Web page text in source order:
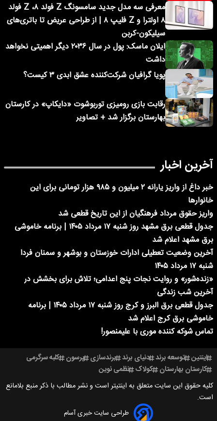
معرفی سه مدل جدید سامسونگ Z فولد ۸، Z فولد
۸ اولترا و Z فلیپ ۸ | از طراحی عریض تا باتری‌های
سیلیکون-کربن
ایلان ماسک: پول در سال ۲۰۳۶ دیگر اهمیتی نخواهد
داشت
پویا گرافیان شرکت‌کننده عشق ابدی ۳ کیست؟
رقابت بازی رومیزی توربوشوت «دایکاپ» در کارستان
بهارستان برگزار شد + تصاویر
آخرین اخبار
خبر داغ از واریز یارانه ۲ میلیون و ۹۸۵ هزار تومانی برای این
خانوارها
واریز حقوق مرداد فرهنگیان از این تاریخ قطعی شد
جدول قطعی برق مشهد روز شنبه ۱۷ مرداد ۱۴۰۵ | برنامه خاموشی
برق مشهد اعلام شد
آخرین وضعیت تعطیلی ادارات خوزستان و بوشهر و سمنان فردا
شنبه ۱۷ مرداد ۱۴۰۵
«زنده‌شور» و روایت نجات پنج اعدامی؛ تلاش برای بخشش در
آخرین شب زندگی
جدول قطعی برق البرز و کرج روز شنبه ۱۷ مرداد ۱۴۰۵ | برنامه
خاموشی برق کرج اعلام شد
تماس شوکه کننده موری با علیمنصور!
اینتین توسعه برند دنیای برند برندسازی پرسون کلبه سرگرمی
کارستان بهارستان کولاک نظمی نوین
کلیه حقوق این سایت متعلق به اینتیتر است و نشر مطالب با ذکر منبع بلامانع
است.
طراحی سایت خبری آسام